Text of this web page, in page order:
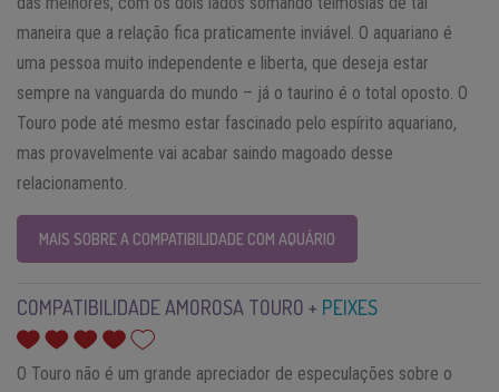
maneira que a relação fica praticamente inviável. O aquariano é
uma pessoa muito independente e liberta, que deseja estar
sempre na vanguarda do mundo – já o taurino é o total oposto. O
Touro pode até mesmo estar fascinado pelo espírito aquariano,
mas provavelmente vai acabar saindo magoado desse
relacionamento.
MAIS SOBRE A COMPATIBILIDADE COM AQUÁRIO
COMPATIBILIDADE AMOROSA TOURO + PEIXES
O Touro não é um grande apreciador de especulações sobre o